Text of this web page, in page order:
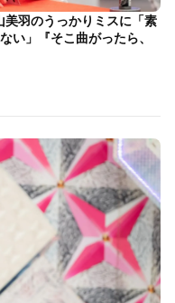
羽のうっかりミスに「素
い」『そこ曲がったら、